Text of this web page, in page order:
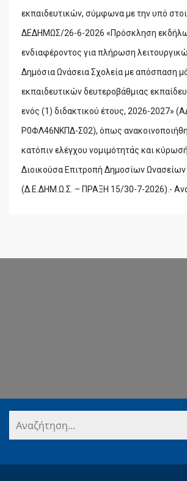
εκπαιδευτικών, σύμφωνα με την υπό
ΔΕΔΗΜΩΣ/26-6-2026 «Πρόσκληση
ενδιαφέροντος για πλήρωση
Δημόσια Ωνάσεια Σχολεία με απόσπαση
εκπαιδευτικών δευτεροβάθμιας
ενός (1) διδακτικού έτους, 2026-2027»
Ρ0ΦΛ46ΝΚΠΔ-Σ02), όπως
κατόπιν ελέγχου νομιμότητάς και
Διοικούσα Επιτροπή Δημοσίων
(Δ.Ε.ΔΗΜ.Ω.Σ. – ΠΡΑΞΗ 15/30-7-2026).-